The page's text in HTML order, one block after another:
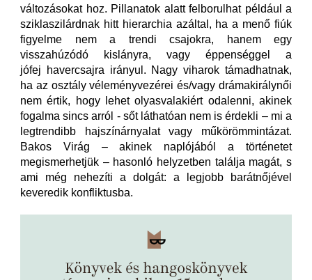
változásokat hoz. Pillanatok alatt felborulhat például a
sziklaszilárdnak hitt hierarchia azáltal, ha a menő fiúk
figyelme nem a trendi csajokra, hanem egy
visszahúzódó kislányra, vagy éppenséggel a
jófej havercsajra irányul. Nagy viharok támadhatnak,
ha az osztály véleményvezérei és/vagy drámakirálynői
nem értik, hogy lehet olyasvalakiért odalenni, akinek
fogalma sincs arról - sőt láthatóan nem is érdekli – mi a
legtrendibb hajszínárnyalat vagy műkörömmintázat.
Bakos Virág – akinek naplójából a történetet
megismerhetjük – hasonló helyzetben találja magát, s
ami még nehezíti a dolgát: a legjobb barátnőjével
keveredik konfliktusba.